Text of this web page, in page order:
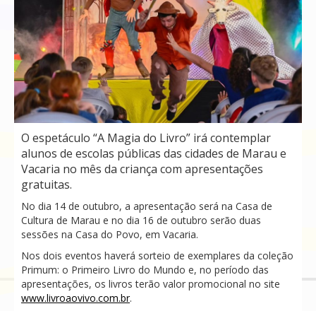
O espetáculo “A Magia do Livro” irá contemplar
alunos de escolas públicas das cidades de Marau e
Vacaria no mês da criança com apresentações
gratuitas.
No dia 14 de outubro, a apresentação será na Casa de
Cultura de Marau e no dia 16 de outubro serão duas
sessões na Casa do Povo, em Vacaria.
Nos dois eventos haverá sorteio de exemplares da coleção
Primum: o Primeiro Livro do Mundo e, no período das
apresentações, os livros terão valor promocional no site
www.livroaovivo.com.br.